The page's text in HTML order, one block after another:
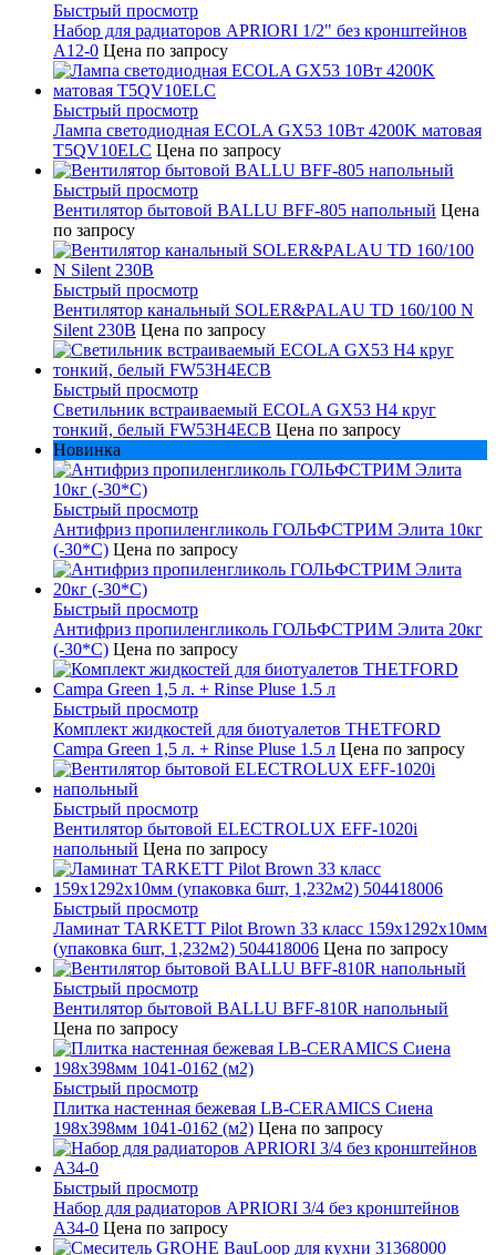
Быстрый просмотр
Набор для радиаторов APRIORI 1/2" без кронштейнов
A12-0 Цена по запросу
Быстрый просмотр
Лампа светодиодная ECOLA GX53 10Вт 4200K матовая
T5QV10ELC Цена по запросу
Быстрый просмотр
Вентилятор бытовой BALLU BFF-805 напольный Цена
по запросу
Быстрый просмотр
Вентилятор канальный SOLER&PALAU TD 160/100 N
Silent 230В Цена по запросу
Быстрый просмотр
Светильник встраиваемый ECOLA GX53 H4 круг
тонкий, белый FW53H4ECB Цена по запросу
Новинка
Быстрый просмотр
Антифриз пропиленгликоль ГОЛЬФСТРИМ Элита 10кг
(-30*С) Цена по запросу
Быстрый просмотр
Антифриз пропиленгликоль ГОЛЬФСТРИМ Элита 20кг
(-30*С) Цена по запросу
Быстрый просмотр
Комплект жидкостей для биотуалетов THETFORD
Campa Green 1,5 л. + Rinse Pluse 1.5 л Цена по запросу
Быстрый просмотр
Вентилятор бытовой ELECTROLUX EFF-1020i
напольный Цена по запросу
Быстрый просмотр
Ламинат TARKETT Pilot Brown 33 класс 159х1292х10мм
(упаковка 6шт, 1,232м2) 504418006 Цена по запросу
Быстрый просмотр
Вентилятор бытовой BALLU BFF-810R напольный
Цена по запросу
Быстрый просмотр
Плитка настенная бежевая LB-CERAMICS Сиена
198x398мм 1041-0162 (м2) Цена по запросу
Быстрый просмотр
Набор для радиаторов APRIORI 3/4 без кронштейнов
A34-0 Цена по запросу